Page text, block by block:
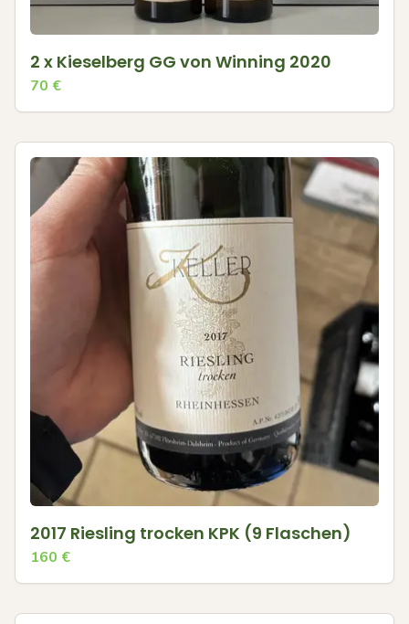
2 x Kieselberg GG von Winning 2020
70 €
2017 Riesling trocken KPK (9 Flaschen)
160 €